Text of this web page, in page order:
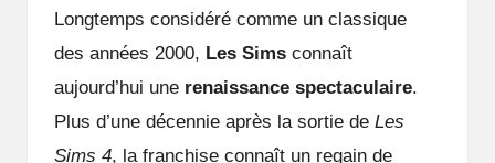
Longtemps considéré comme un classique
des années 2000, Les Sims connaît
aujourd’hui une renaissance spectaculaire.
Plus d’une décennie après la sortie de Les
Sims 4, la franchise connaît un regain de